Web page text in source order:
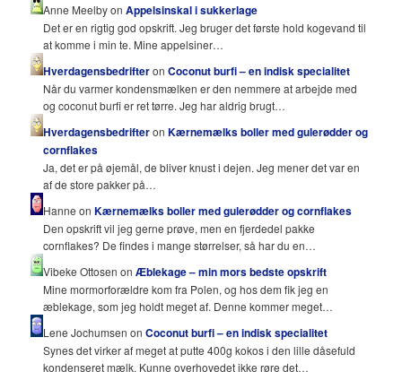
Anne Meelby onAppelsinskal i sukkerlage
Det er en rigtig god opskrift. Jeg bruger det første hold kogevand til
at komme i min te. Mine appelsiner…
HverdagensbedrifteronCoconut burfi – en indisk specialitet
Når du varmer kondensmælken er den nemmere at arbejde med
og coconut burfi er ret tørre. Jeg har aldrig brugt…
HverdagensbedrifteronKærnemælks boller med gulerødder og
cornflakes
Ja, det er på øjemål, de bliver knust i dejen. Jeg mener det var en
af de store pakker på…
Hanne onKærnemælks boller med gulerødder og cornflakes
Den opskrift vil jeg gerne prøve, men en fjerdedel pakke
cornflakes? De findes i mange størrelser, så har du en…
Vibeke Ottosen onÆblekage – min mors bedste opskrift
Mine mormorforældre kom fra Polen, og hos dem fik jeg en
æblekage, som jeg holdt meget af. Denne kommer meget…
Lene Jochumsen onCoconut burfi – en indisk specialitet
Synes det virker af meget at putte 400g kokos i den lille dåsefuld
kondenseret mælk. Kunne overhovedet ikke røre det…